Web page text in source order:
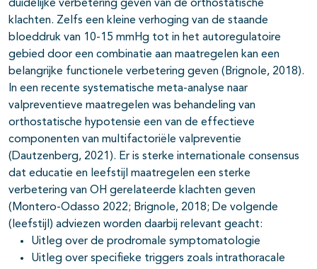
duidelijke verbetering geven van de orthostatische
klachten. Zelfs een kleine verhoging van de staande
bloeddruk van 10-15 mmHg tot in het autoregulatoire
gebied door een combinatie aan maatregelen kan een
belangrijke functionele verbetering geven (Brignole, 2018).
In een recente systematische meta-analyse naar
valpreventieve maatregelen was behandeling van
orthostatische hypotensie een van de effectieve
componenten van multifactoriële valpreventie
(Dautzenberg, 2021). Er is sterke internationale consensus
dat educatie en leefstijl maatregelen een sterke
verbetering van OH gerelateerde klachten geven
(Montero-Odasso 2022; Brignole, 2018; De volgende
(leefstijl) adviezen worden daarbij relevant geacht:
Uitleg over de prodromale symptomatologie
Uitleg over specifieke triggers zoals intrathoracale